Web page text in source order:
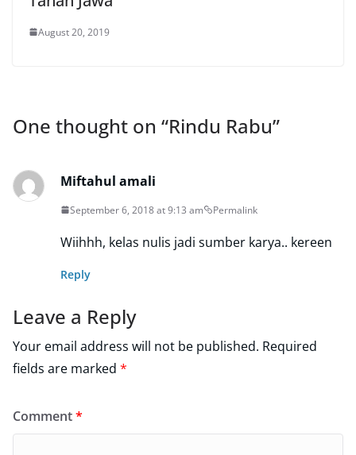
August 20, 2019
One thought on “Rindu Rabu”
Miftahul amali
September 6, 2018 at 9:13 am Permalink
Wiihhh, kelas nulis jadi sumber karya.. kereen
Reply
Leave a Reply
Your email address will not be published. Required
fields are marked *
Comment*